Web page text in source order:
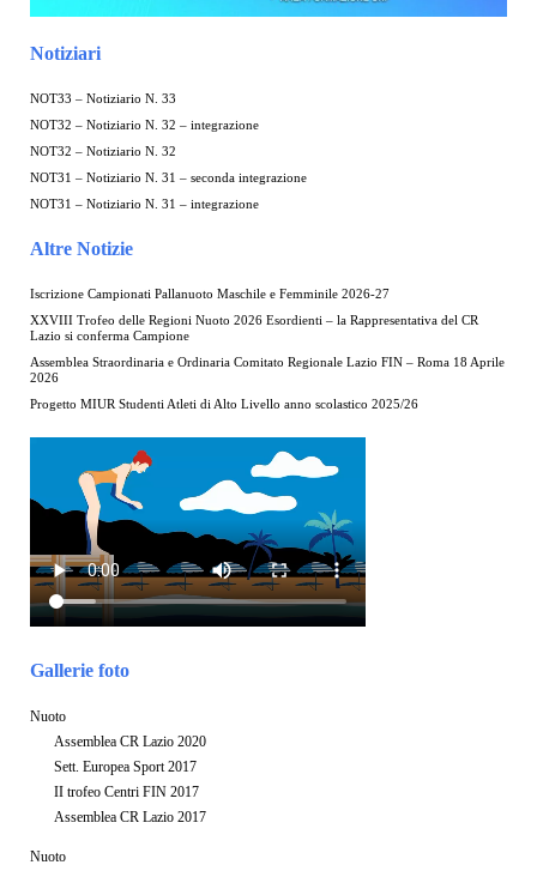
Notiziari
NOT33 – Notiziario N. 33
NOT32 – Notiziario N. 32 – integrazione
NOT32 – Notiziario N. 32
NOT31 – Notiziario N. 31 – seconda integrazione
NOT31 – Notiziario N. 31 – integrazione
Altre Notizie
Iscrizione Campionati Pallanuoto Maschile e Femminile 2026-27
XXVIII Trofeo delle Regioni Nuoto 2026 Esordienti – la Rappresentativa del CR
Lazio si conferma Campione
Assemblea Straordinaria e Ordinaria Comitato Regionale Lazio FIN – Roma 18 Aprile
2026
Progetto MIUR Studenti Atleti di Alto Livello anno scolastico 2025/26
Gallerie foto
Nuoto
Assemblea CR Lazio 2020
Sett. Europea Sport 2017
II trofeo Centri FIN 2017
Assemblea CR Lazio 2017
Nuoto